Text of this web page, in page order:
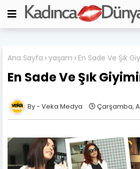
Ana Sayfa yaşam En Sade Ve Şık
En Sade Ve Şık
Veka Medya Çarşamba,